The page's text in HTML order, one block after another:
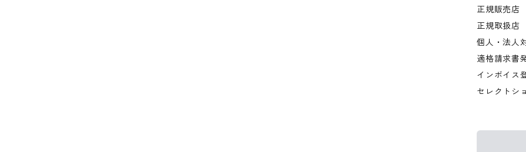
正規販売店
正規取扱店
個人・法人
適格請求書
インボイス
セレクトシ